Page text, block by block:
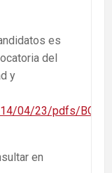
es
del
y
04/23/pdfs/BOE-
en